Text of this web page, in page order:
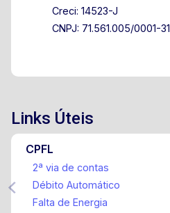
Creci: 14523-J
CNPJ: 71.561.005/0001-31
Links Úteis
CPFL
2ª via de contas
Débito Automático
Falta de Energia